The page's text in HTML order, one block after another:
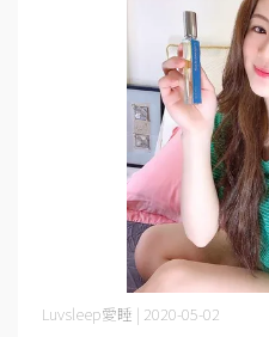
Luvsleep愛睡 | 2020-05-02